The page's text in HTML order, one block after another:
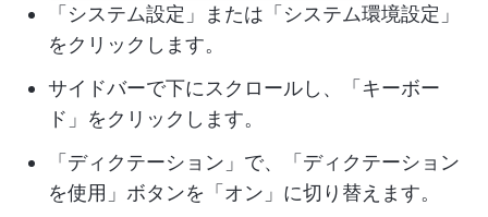
「システム設定」または「システム環境設定」
をクリックします。
サイドバーで下にスクロールし、「キーボー
ド」をクリックします。
「ディクテーション」で、「ディクテーション
を使用」ボタンを「オン」に切り替えます。